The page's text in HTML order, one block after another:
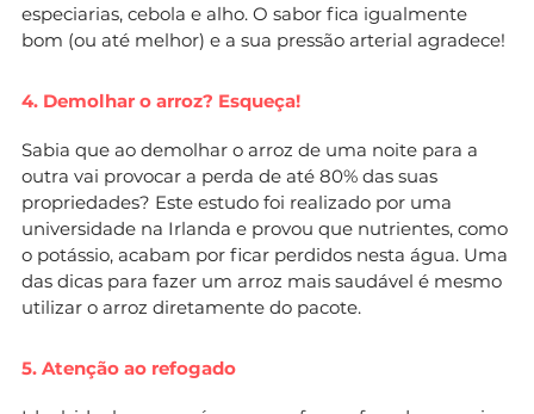
especiarias, cebola e alho. O sabor fica igualmente
bom (ou até melhor) e a sua pressão arterial agradece!
4. Demolhar o arroz? Esqueça!
Sabia que ao demolhar o arroz de uma noite para a
outra vai provocar a perda de até 80% das suas
propriedades? Este estudo foi realizado por uma
universidade na Irlanda e provou que nutrientes, como
o potássio, acabam por ficar perdidos nesta água. Uma
das dicas para fazer um arroz mais saudável é mesmo
utilizar o arroz diretamente do pacote.
5. Atenção ao refogado